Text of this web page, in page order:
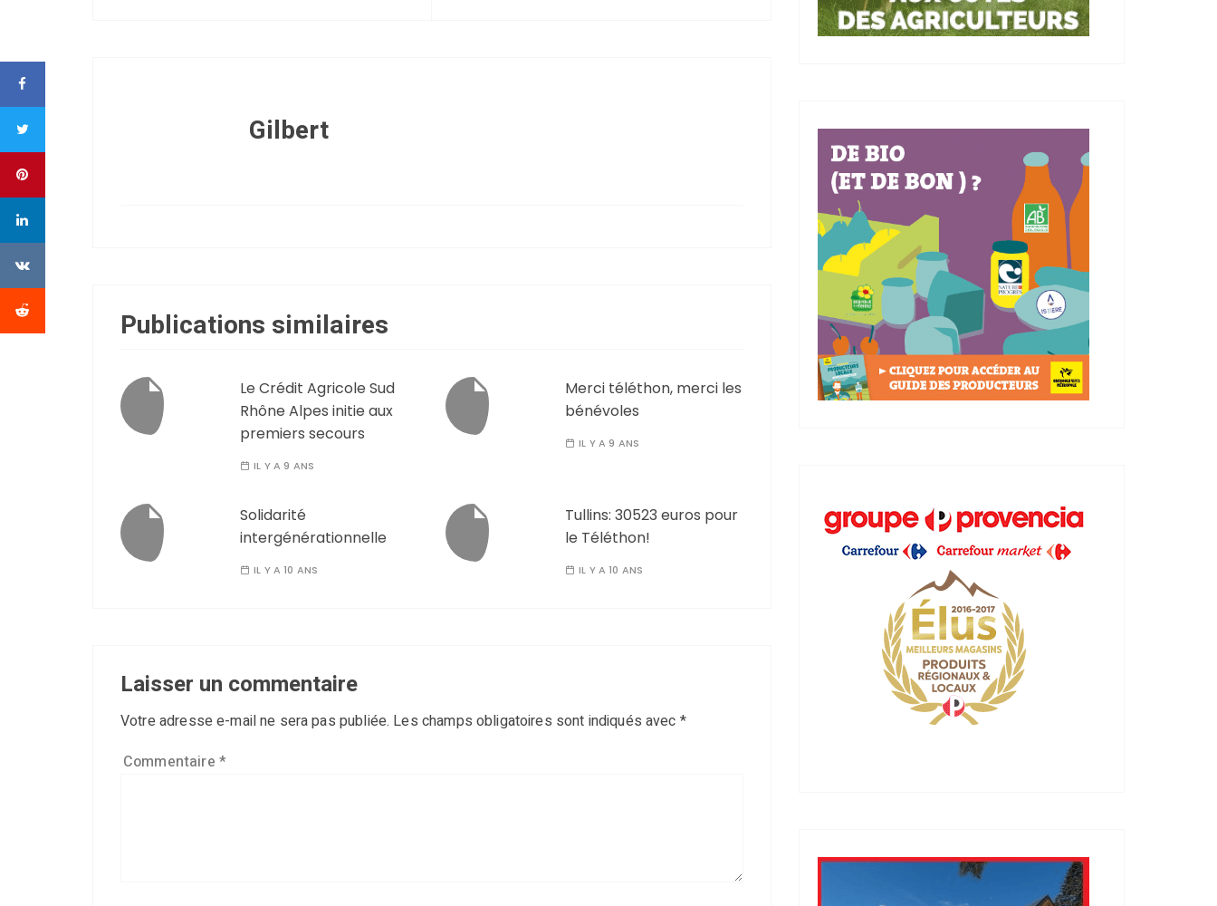
Gilbert
Publications similaires
Le Crédit Agricole Sud
Rhône Alpes initie aux
premiers secours
IL Y A 9 ANS
Merci téléthon, merci les
bénévoles
IL Y A 9 ANS
Solidarité
intergénérationnelle
IL Y A 10 ANS
Tullins: 30523 euros pour
le Téléthon!
IL Y A 10 ANS
Laisser un commentaire
Votre adresse e-mail ne sera pas publiée. Les champs obligatoires sont indiqués avec *
Commentaire *